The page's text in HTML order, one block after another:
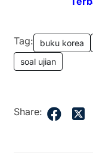
Tag: buku korea
soal ujian
Share: